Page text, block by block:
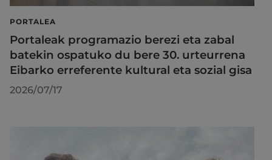
PORTALEA
Portaleak programazio berezi eta zabal
batekin ospatuko du bere 30. urteurrena
Eibarko erreferente kultural eta sozial gisa
2026/07/17